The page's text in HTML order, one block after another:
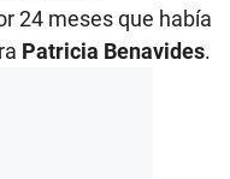
24 meses que había
Patricia Benavides.